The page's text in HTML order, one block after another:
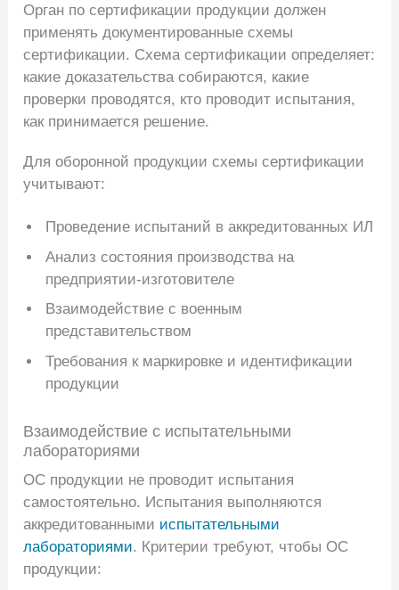
Орган по сертификации продукции должен
применять документированные схемы
сертификации. Схема сертификации определяет:
какие доказательства собираются, какие
проверки проводятся, кто проводит испытания,
как принимается решение.
Для оборонной продукции схемы сертификации
учитывают:
Проведение испытаний в аккредитованных ИЛ
Анализ состояния производства на
предприятии-изготовителе
Взаимодействие с военным
представительством
Требования к маркировке и идентификации
продукции
Взаимодействие с испытательными
лабораториями
ОС продукции не проводит испытания
самостоятельно. Испытания выполняются
аккредитованными испытательными
лабораториями. Критерии требуют, чтобы ОС
продукции: